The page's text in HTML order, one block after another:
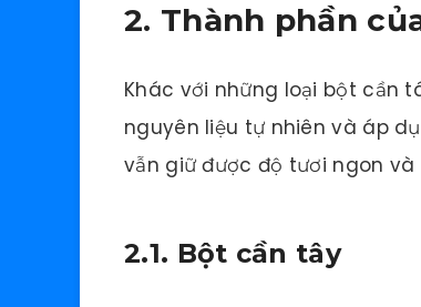
2. Thành phần
Khác với những loại bột cần
nguyên liệu tự nhiên và áp
vẫn giữ được độ tươi ngon
2.1. Bột cần tây